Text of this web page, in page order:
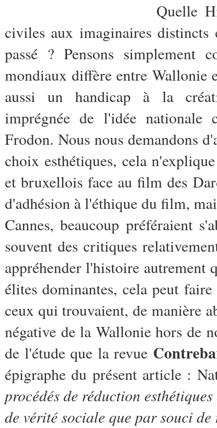
Quelle
civiles aux imaginaires
passé ? Pensons simplement
mondiaux diffère entre Wallonie
aussi un handicap à la
imprégnée de l'idée nationale
Frodon. Nous nous demandons
choix esthétiques, cela
et bruxellois face au film des
d'adhésion à l'éthique du film,
Cannes, beaucoup préféraient
souvent des critiques
appréhender l'histoire autrement
élites dominantes, cela peut
ceux qui trouvaient, de manière
négative de la Wallonie hors de
de l'étude que la revue
épigraphe du présent article :
procédés de réduction
de vérité sociale que par souci